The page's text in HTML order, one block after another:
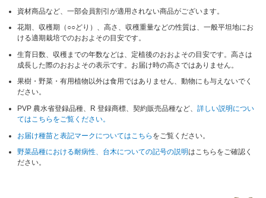
資材商品など、一部会員割引が適用されない商品がございます。
花期、収穫期（○○どり）、高さ、収穫重量などの性質は、一般平坦地にお
ける適期栽培でのおおよその目安です。
生育日数、収穫までの年数などは、定植後のおおよその目安です。高さは
成長した際のおおよその表示です。お届け時の高さではありません。
果樹・野菜・有用植物以外は食用ではありません、動物にも与えないでく
ださい。
PVP 農水省登録品種、R 登録商標、契約販売品種など、詳しい説明につい
てはこちらをご覧ください。
お届け種苗と表記マークについてはこちら をご覧ください。
野菜品種における耐病性、台木についての記号の説明はこちらをご確認く
ださい。